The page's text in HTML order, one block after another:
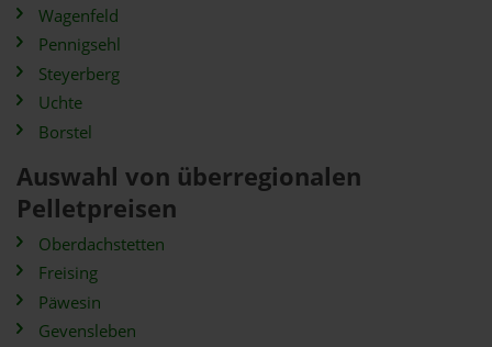
Wagenfeld
Pennigsehl
Steyerberg
Uchte
Borstel
Auswahl von überregionalen
Pelletpreisen
Oberdachstetten
Freising
Päwesin
Gevensleben